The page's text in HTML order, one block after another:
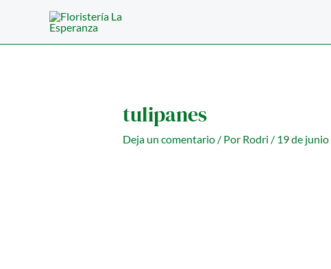
contenido
tulipanes
Deja un comentario / Por Rodri / 19 de